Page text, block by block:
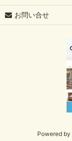
お問い合せ
Powered by